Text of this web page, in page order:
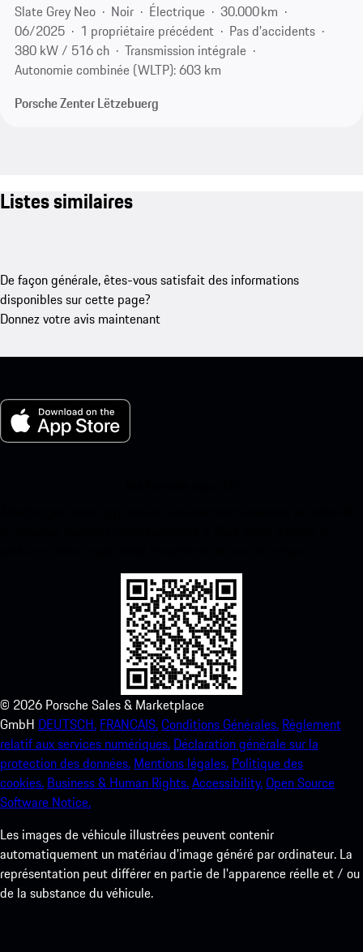
Slate Grey Neo
Noir Électrique
30.000 km
06/2025
1 propriétaire précédent
Pas d'accidents
380 kW / 516 ch
Transmission intégrale
Autonomie combinée (WLTP): 603 km
Porsche Zenter Lëtzebuerg
Listes similaires
De façon générale, êtes-vous satisfait des informations
disponibles sur cette page?
Donnez votre avis maintenant
© 2026 Porsche Sales & Marketplace
GmbH DEUTSCH. FRANCAIS.Conditions Générales. Règlement
relatif aux services numériques. Déclaration générale sur la
protection des données. Mentions légales. Politique des
cookies. Business & Human Rights.Accessibility.Open Source
Software Notice.
Les images de véhicule illustrées peuvent contenir
automatiquement un matériau d'image généré par ordinateur. La
représentation peut différer en partie de l'apparence réelle et / ou
de la substance du véhicule.